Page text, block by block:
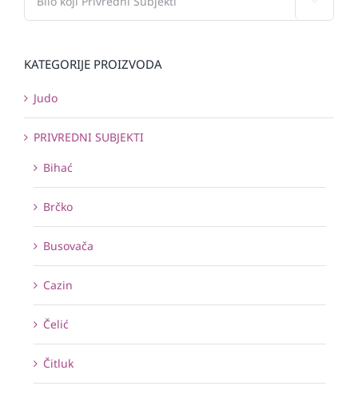
KATEGORIJE PROIZVODA
Judo
PRIVREDNI SUBJEKTI
Bihać
Brčko
Busovača
Cazin
Čelić
Čitluk